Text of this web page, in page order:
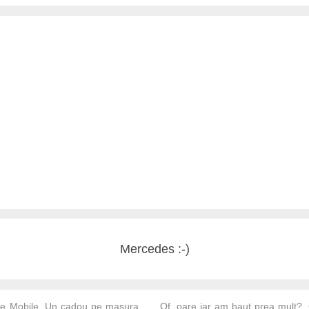
Mercedes :-)
Mobile. Un cadou pe masura
Of, oare iar am baut prea mult?.